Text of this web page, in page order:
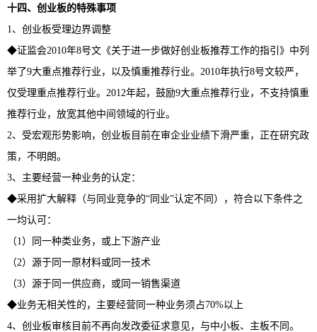
十四、创业板的特殊事项
1、创业板受理边界调整
◆证监会2010年8号文《关于进一步做好创业板推荐工作的指引》中列
举了9大重点推荐行业，以及慎重推荐行业。2010年执行8号文较严，
仅受理重点推荐行业。2012年起，鼓励9大重点推荐行业，不支持慎重
推荐行业，放宽其他中间领域的行业。
2、受宏观形势影响，创业板目前在审企业业绩下滑严重，正在研究政
策，不明朗。
3、主要经营一种业务的认定：
◆采用扩大解释（与同业竞争的“同业”认定不同），符合以下条件之
一均认可：
（1）同一种类业务，或上下游产业
（2）源于同一原材料或同一技术
（3）源于同一供应商，或同一销售渠道
◆业务无相关性的，主要经营同一种业务须占70%以上
4、创业板审核目前不再向发改委征求意见，与中小板、主板不同。